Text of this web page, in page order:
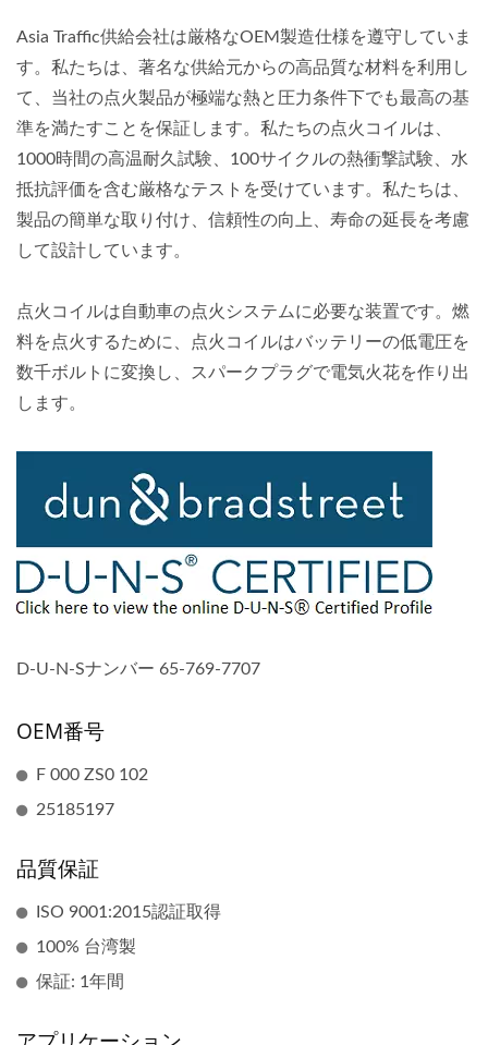
Asia Traffic供給会社は厳格なOEM製造仕様を遵守していま
す。私たちは、著名な供給元からの高品質な材料を利用し
て、当社の点火製品が極端な熱と圧力条件下でも最高の基
準を満たすことを保証します。私たちの点火コイルは、
1000時間の高温耐久試験、100サイクルの熱衝撃試験、水
抵抗評価を含む厳格なテストを受けています。私たちは、
製品の簡単な取り付け、信頼性の向上、寿命の延長を考慮
して設計しています。
点火コイルは自動車の点火システムに必要な装置です。燃
料を点火するために、点火コイルはバッテリーの低電圧を
数千ボルトに変換し、スパークプラグで電気火花を作り出
します。
D-U-N-Sナンバー 65-769-7707
OEM番号
F 000 ZS0 102
25185197
品質保証
ISO 9001:2015認証取得
100% 台湾製
保証: 1年間